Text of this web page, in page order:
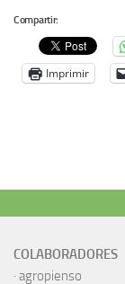
Compartir:
Imprimir
COLABORADORES
· agropienso